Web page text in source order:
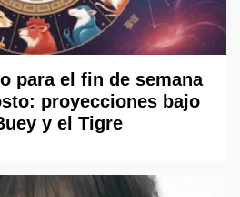
para el fin de semana
proyecciones bajo
y el Tigre